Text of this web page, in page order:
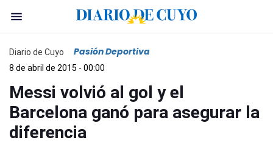
Diario de Cuyo Pasión Deportiva
8 de abril de 2015 - 00:00
Messi volvió al gol y el
Barcelona ganó para asegurar la
diferencia